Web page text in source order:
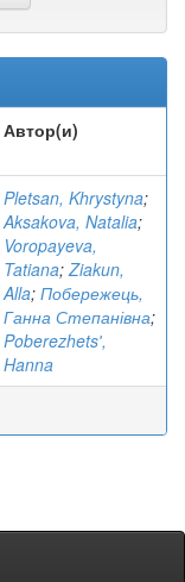
Автор(и)
Pletsan, Khrystyna;
Aksakova, Natalia;
Voropayeva,
Tatiana;Ziakun,
Alla; Побережець,
Ганна Степанівна;
Poberezhetsʹ,
Hanna